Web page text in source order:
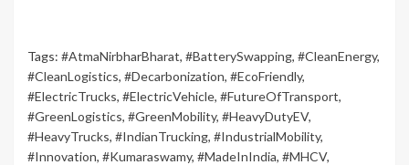
Tags: #AtmaNirbharBharat, #BatterySwapping, #CleanEnergy,
#CleanLogistics, #Decarbonization, #EcoFriendly,
#ElectricTrucks, #ElectricVehicle, #FutureOfTransport,
#GreenLogistics, #GreenMobility, #HeavyDutyEV,
#HeavyTrucks, #IndianTrucking, #IndustrialMobility,
#Innovation, #Kumaraswamy, #MadeInIndia, #MHCV,